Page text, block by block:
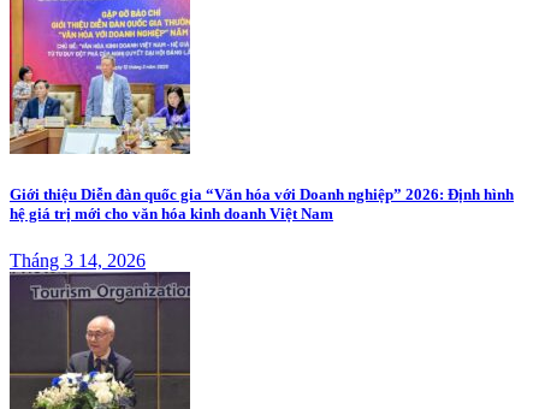
Giới thiệu Diễn đàn quốc gia “Văn hóa với Doanh nghiệp” 2026: Định hình
hệ giá trị mới cho văn hóa kinh doanh Việt Nam
Tháng 3 14, 2026